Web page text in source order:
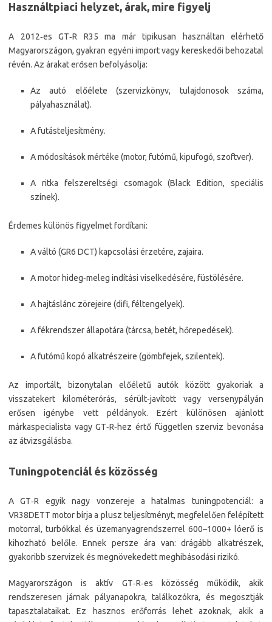
Használtpiaci helyzet, árak, mire figyelj
A 2012‑es GT‑R R35 ma már tipikusan használtan elérhető
Magyarországon, gyakran egyéni import vagy kereskedői behozatal
révén. Az árakat erősen befolyásolja:
Az autó előélete (szervizkönyv, tulajdonosok száma,
pályahasználat).
A futásteljesítmény.
A módosítások mértéke (motor, futómű, kipufogó, szoftver).
A ritka felszereltségi csomagok (Black Edition, speciális
színek).
Érdemes különös figyelmet fordítani:
A váltó (GR6 DCT) kapcsolási érzetére, zajaira.
A motor hideg‑meleg indítási viselkedésére, füstölésére.
A hajtáslánc zörejeire (difi, féltengelyek).
A fékrendszer állapotára (tárcsa, betét, hőrepedések).
A futómű kopó alkatrészeire (gömbfejek, szilentek).
Az importált, bizonytalan előéletű autók között gyakoriak a
visszatekert kilométerórás, sérült‑javított vagy versenypályán
erősen igénybe vett példányok. Ezért különösen ajánlott
márkaspecialista vagy GT‑R‑hez értő független szerviz bevonása
az átvizsgálásba.
Tuningpotenciál és közösség
A GT‑R egyik nagy vonzereje a hatalmas tuningpotenciál: a
VR38DETT motor bírja a plusz teljesítményt, megfelelően felépített
motorral, turbókkal és üzemanyagrendszerrel 600–1000+ lóerő is
kihozható belőle. Ennek persze ára van: drágább alkatrészek,
gyakoribb szervizek és megnövekedett meghibásodási rizikó.
Magyarországon is aktív GT‑R‑es közösség működik, akik
rendszeresen járnak pályanapokra, találkozókra, és megosztják
tapasztalataikat. Ez hasznos erőforrás lehet azoknak, akik a